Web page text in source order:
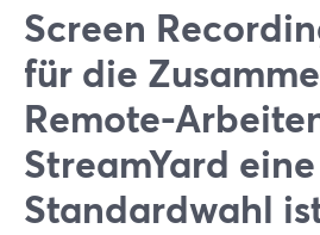
Screen
für die
Remote-
StreamYard
Standardwahl